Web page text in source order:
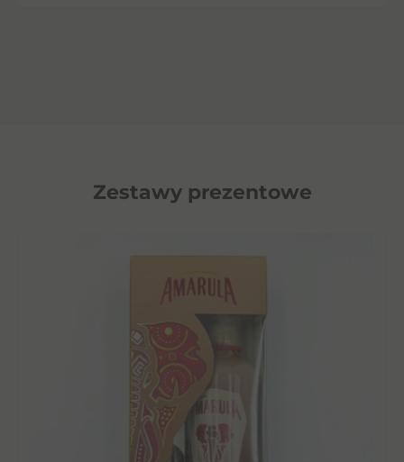
Zestawy prezentowe